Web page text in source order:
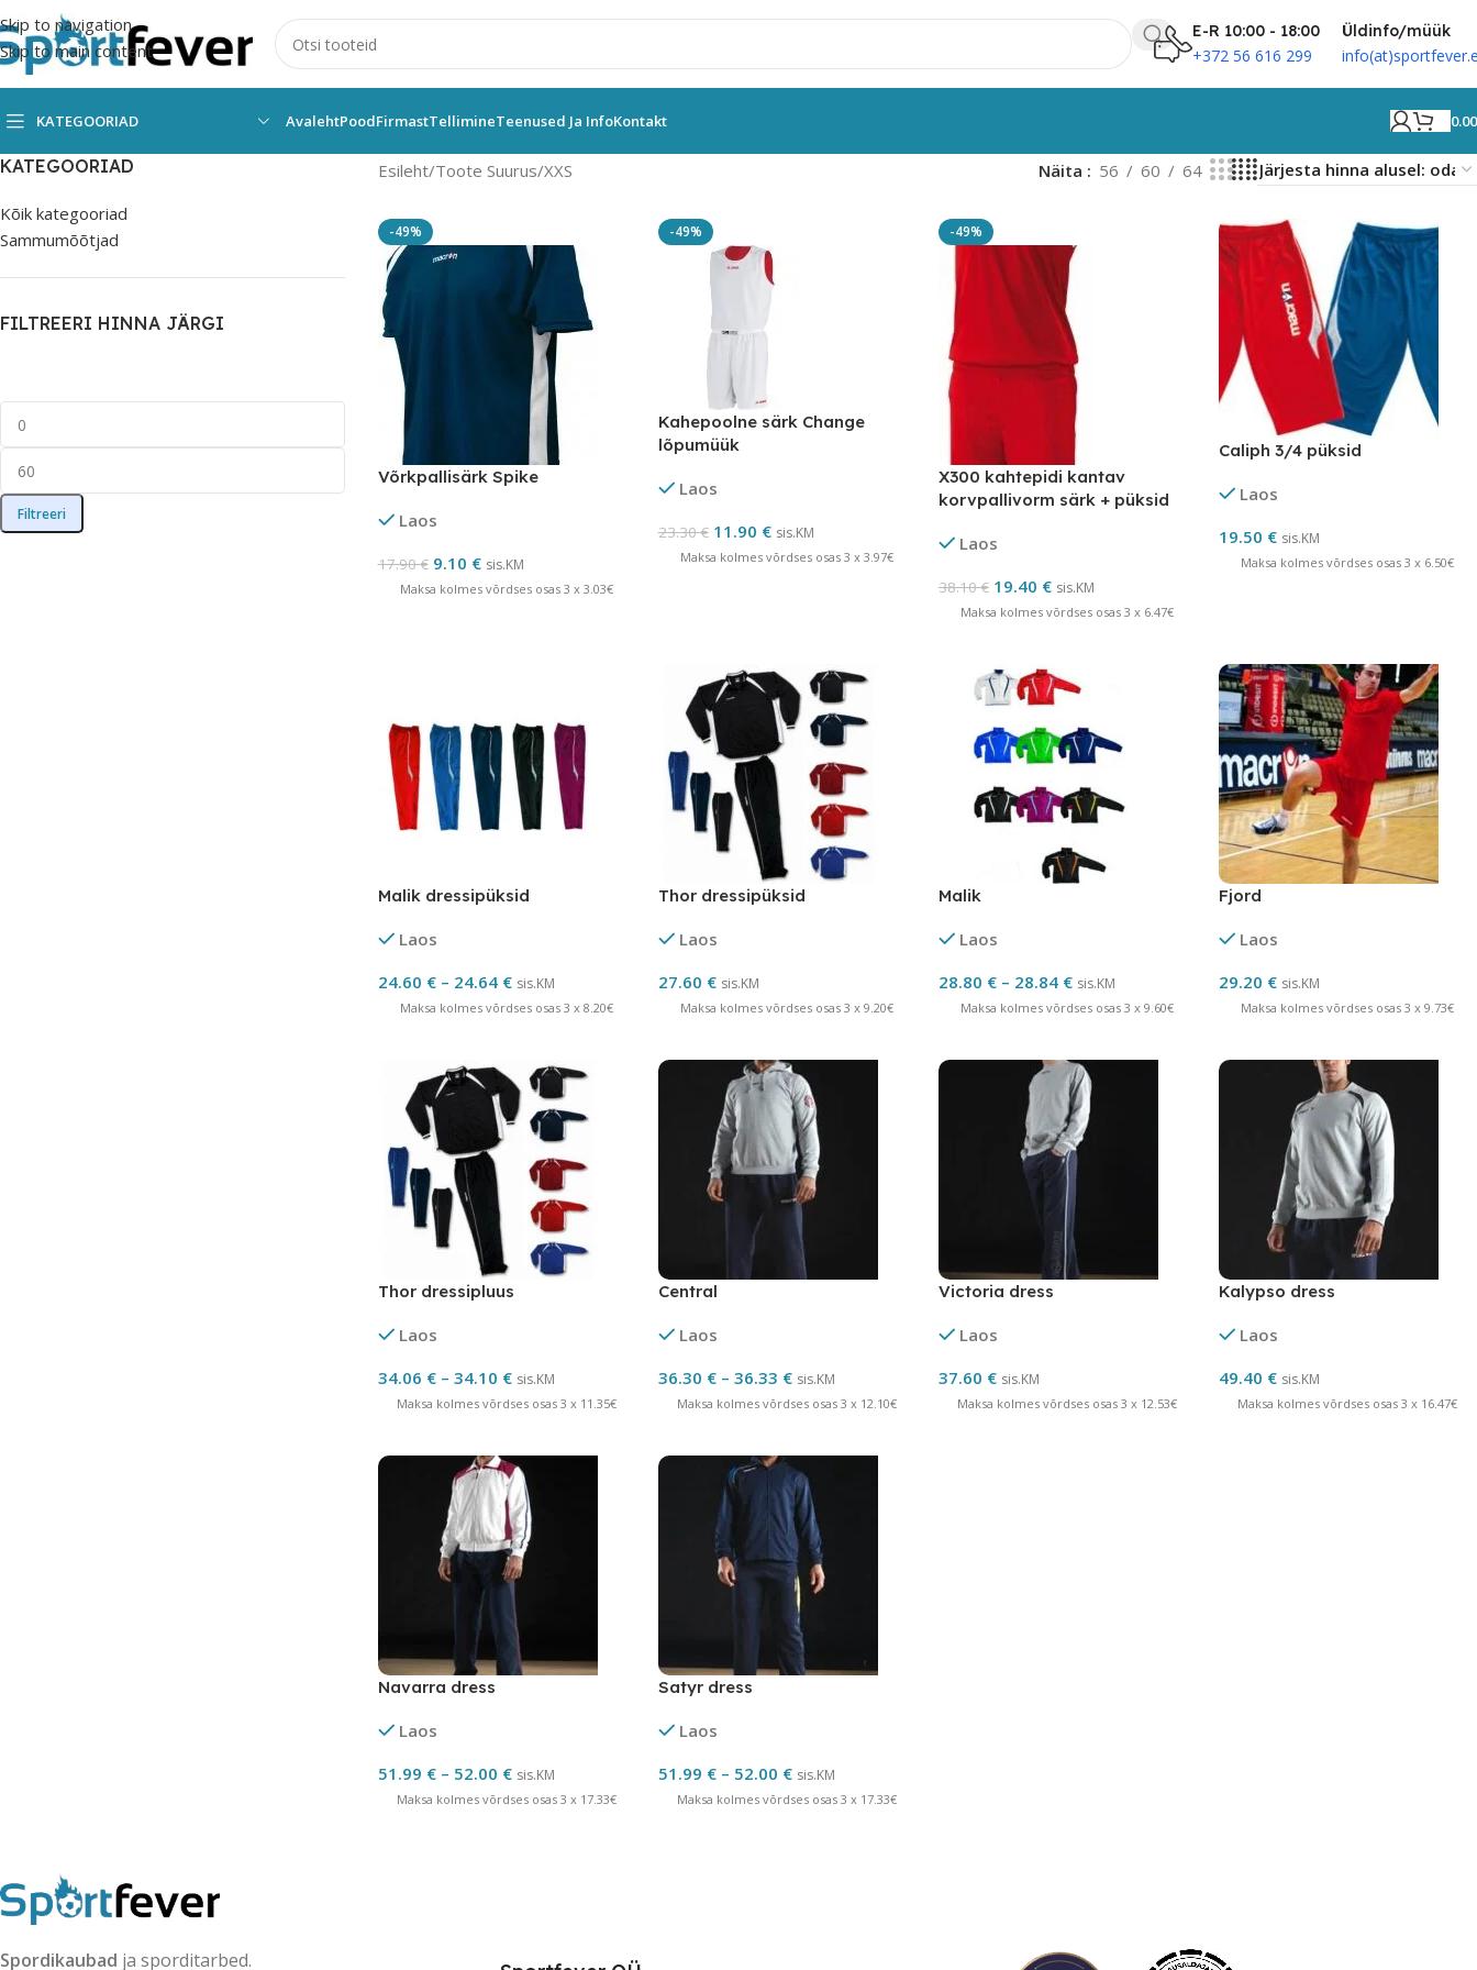
Skip to navigation
Skip to main content
E-R 10:00 - 18:00
+372 56 616 299
Üldinfo/müük
KATEGOORIAD AvalehtPoodFirmastTellimineTeenused Ja InfoKontakt
KATEGOORIAD
Kõik kategooriad
Sammumõõtjad
FILTREERI HINNA JÄRGI
Filtreeri
Esileht Toote Suurus XXS Näita 56 60 64
-49%
Võrkpallisärk Spike
Laos
17.90€ 9.10 € sis.KM
Maksa kolmes võrdses osas 3 x 3.03€
-49%
Kahepoolne särk Change
lõpumüük
Laos
23.30€ 11.90 € sis.KM
Maksa kolmes võrdses osas 3 x 3.97€
-49%
X300 kahtepidi kantav
korvpallivorm särk + püksid
Laos
38.10€ 19.40 € sis.KM
Maksa kolmes võrdses osas 3 x 6.47€
Caliph 3/4 püksid
Laos
19.50 € sis.KM
Maksa kolmes võrdses osas 3 x 6.50€
Malik dressipüksid
Laos
24.60 € – 24.64 € sis.KM
Maksa kolmes võrdses osas 3 x 8.20€
Thor dressipüksid
Laos
27.60 € sis.KM
Maksa kolmes võrdses osas 3 x 9.20€
Malik
Laos
28.80 € – 28.84 € sis.KM
Maksa kolmes võrdses osas 3 x 9.60€
Fjord
Laos
29.20 € sis.KM
Maksa kolmes võrdses osas 3 x 9.73€
Thor dressipluus
Laos
34.06 € – 34.10 € sis.KM
Maksa kolmes võrdses osas 3 x 11.35€
Central
Laos
36.30 € – 36.33 € sis.KM
Maksa kolmes võrdses osas 3 x 12.10€
Victoria dress
Laos
37.60 € sis.KM
Maksa kolmes võrdses osas 3 x 12.53€
Kalypso dress
Laos
49.40 € sis.KM
Maksa kolmes võrdses osas 3 x 16.47€
Navarra dress
Laos
51.99 € – 52.00 € sis.KM
Maksa kolmes võrdses osas 3 x 17.33€
Satyr dress
Laos
51.99 € – 52.00 € sis.KM
Maksa kolmes võrdses osas 3 x 17.33€
Spordikaubad ja sporditarbed.